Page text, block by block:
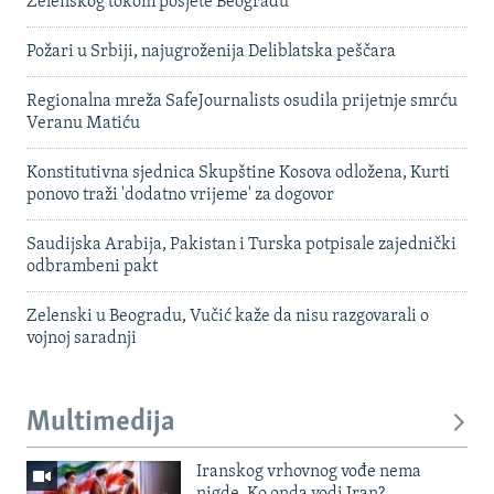
Požari u Srbiji, najugroženija Deliblatska peščara
Regionalna mreža SafeJournalists osudila prijetnje smrću
Veranu Matiću
Konstitutivna sjednica Skupštine Kosova odložena, Kurti
ponovo traži 'dodatno vrijeme' za dogovor
Saudijska Arabija, Pakistan i Turska potpisale zajednički
odbrambeni pakt
Zelenski u Beogradu, Vučić kaže da nisu razgovarali o
vojnoj saradnji
Multimedija
Iranskog vrhovnog vođe nema